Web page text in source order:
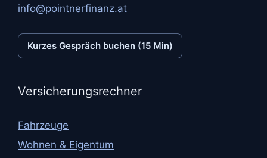
info@pointnerfinanz.at
Kurzes Gespräch buchen (15 Min)
Versicherungsrechner
Fahrzeuge
Wohnen & Eigentum